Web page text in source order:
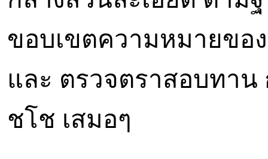
ขอบเขตความหมายขอ
และ ตรวจตราสอบทา
ชโช เสมอๆ